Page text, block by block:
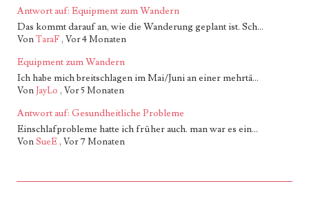
Antwort auf: Equipment zum Wandern
Das kommt darauf an, wie die Wanderung geplant ist. Sch...
VonTaraF, Vor 4 Monaten
Equipment zum Wandern
Ich habe mich breitschlagen im Mai/Juni an einer mehrtä...
VonJayLo , Vor 5 Monaten
Antwort auf: Gesundheitliche Probleme
Einschlafprobleme hatte ich früher auch. man war es ein...
VonSueE, Vor 7 Monaten